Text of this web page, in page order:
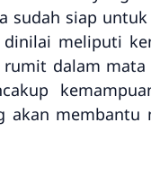
sudah siap
meliputi
dalam
akan